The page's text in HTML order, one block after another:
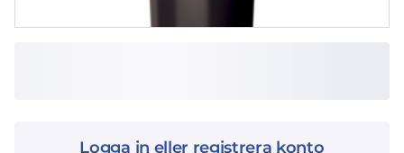
Logga in eller registrera konto